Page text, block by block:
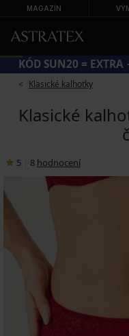
MAGAZÍN
KÓD SUN20 =
Klasické kalhotky
Klasické
5 8 hodnocení